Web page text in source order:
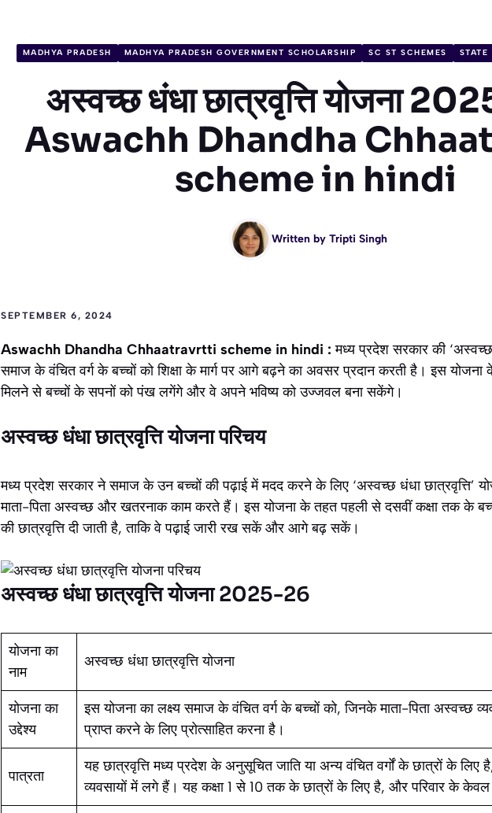
MADHYA PRADESH MADHYA PRADESH GOVERNMENT SCHOLARSHIP SC ST SCHEMES STATE
अस्वच्छ धंधा छात्रवृत्ति योजना
Aswachh Dhandha
scheme in hindi
Written by Tripti Singh
SEPTEMBER 6, 2024
Aswachh Dhandha Chhaatravrtti scheme in hindi :मध्य प्रदेश सरकार की ‘अस्वच्छ
समाज के वंचित वर्ग के बच्चों को शिक्षा के मार्ग पर आगे बढ़ने का अवसर प्रदान करती है। इस
मिलने से बच्चों के सपनों को पंख लगेंगे और वे अपने भविष्य को उज्जवल बना सकेंगे।
अस्वच्छ धंधा छात्रवृत्ति योजना परिचय
मध्य प्रदेश सरकार ने समाज के उन बच्चों की पढ़ाई में मदद करने के लिए ‘अस्वच्छ धंधा छात्रवृत्ति’
माता-पिता अस्वच्छ और खतरनाक काम करते हैं। इस योजना के तहत पहली से दसवीं कक्षा तक के
की छात्रवृत्ति दी जाती है, ताकि वे पढ़ाई जारी रख सकें और आगे बढ़ सकें।
अस्वच्छ धंधा छात्रवृत्ति योजना 2025-26
योजना का
नाम
अस्वच्छ धंधा छात्रवृत्ति योजना
योजना का
उद्देश्य
इस योजना का लक्ष्य समाज के वंचित वर्ग के बच्चों को, जिनके माता-पिता अस्वच्छ
प्राप्त करने के लिए प्रोत्साहित करना है।
पात्रता
यह छात्रवृत्ति मध्य प्रदेश के अनुसूचित जाति या अन्य वंचित वर्गों के छात्रों के लिए
व्यवसायों में लगे हैं। यह कक्षा 1 से 10 तक के छात्रों के लिए है, और परिवार के केवल